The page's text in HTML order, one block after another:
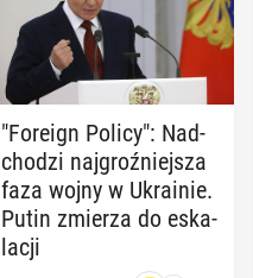
"Foreign Policy": Nad­
cho­dzi naj­groź­niej­sza
faza wojny w Ukra­inie.
Putin zmierza do eska­
la­cji